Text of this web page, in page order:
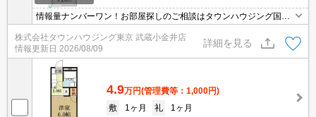
情報量ナンバーワン！お部屋探しのご相談はタウンハウジング国分
寺店にお任せを！
株式会社タウンハウジング東京 武蔵小金井店
情報更新日 2026/08/09
詳細を見る
4.9万円(管理費等：1,000円)
敷
1ヶ月 礼
1ヶ月